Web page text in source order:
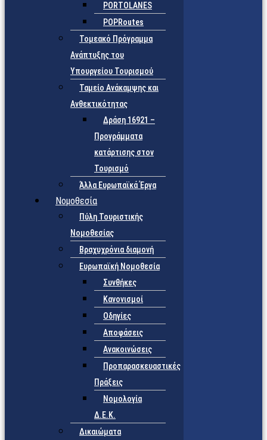
PORTOLANES
POPRoutes
Τομεακό Πρόγραμμα
Ανάπτυξης του
Υπουργείου Τουρισμού
Ταμείο Ανάκαμψης και
Ανθεκτικότητας
Δράση 16921 –
Προγράμματα
κατάρτισης στον
Τουρισμό
Άλλα Ευρωπαϊκά Έργα
Νομοθεσία
Πύλη Τουριστικής
Νομοθεσίας
Βραχυχρόνια διαμονή
Ευρωπαϊκή Νομοθεσία
Συνθήκες
Κανονισμοί
Οδηγίες
Αποφάσεις
Ανακοινώσεις
Προπαρασκευαστικές
Πράξεις
Νομολογία
Δ.Ε.Κ.
Δικαιώματα